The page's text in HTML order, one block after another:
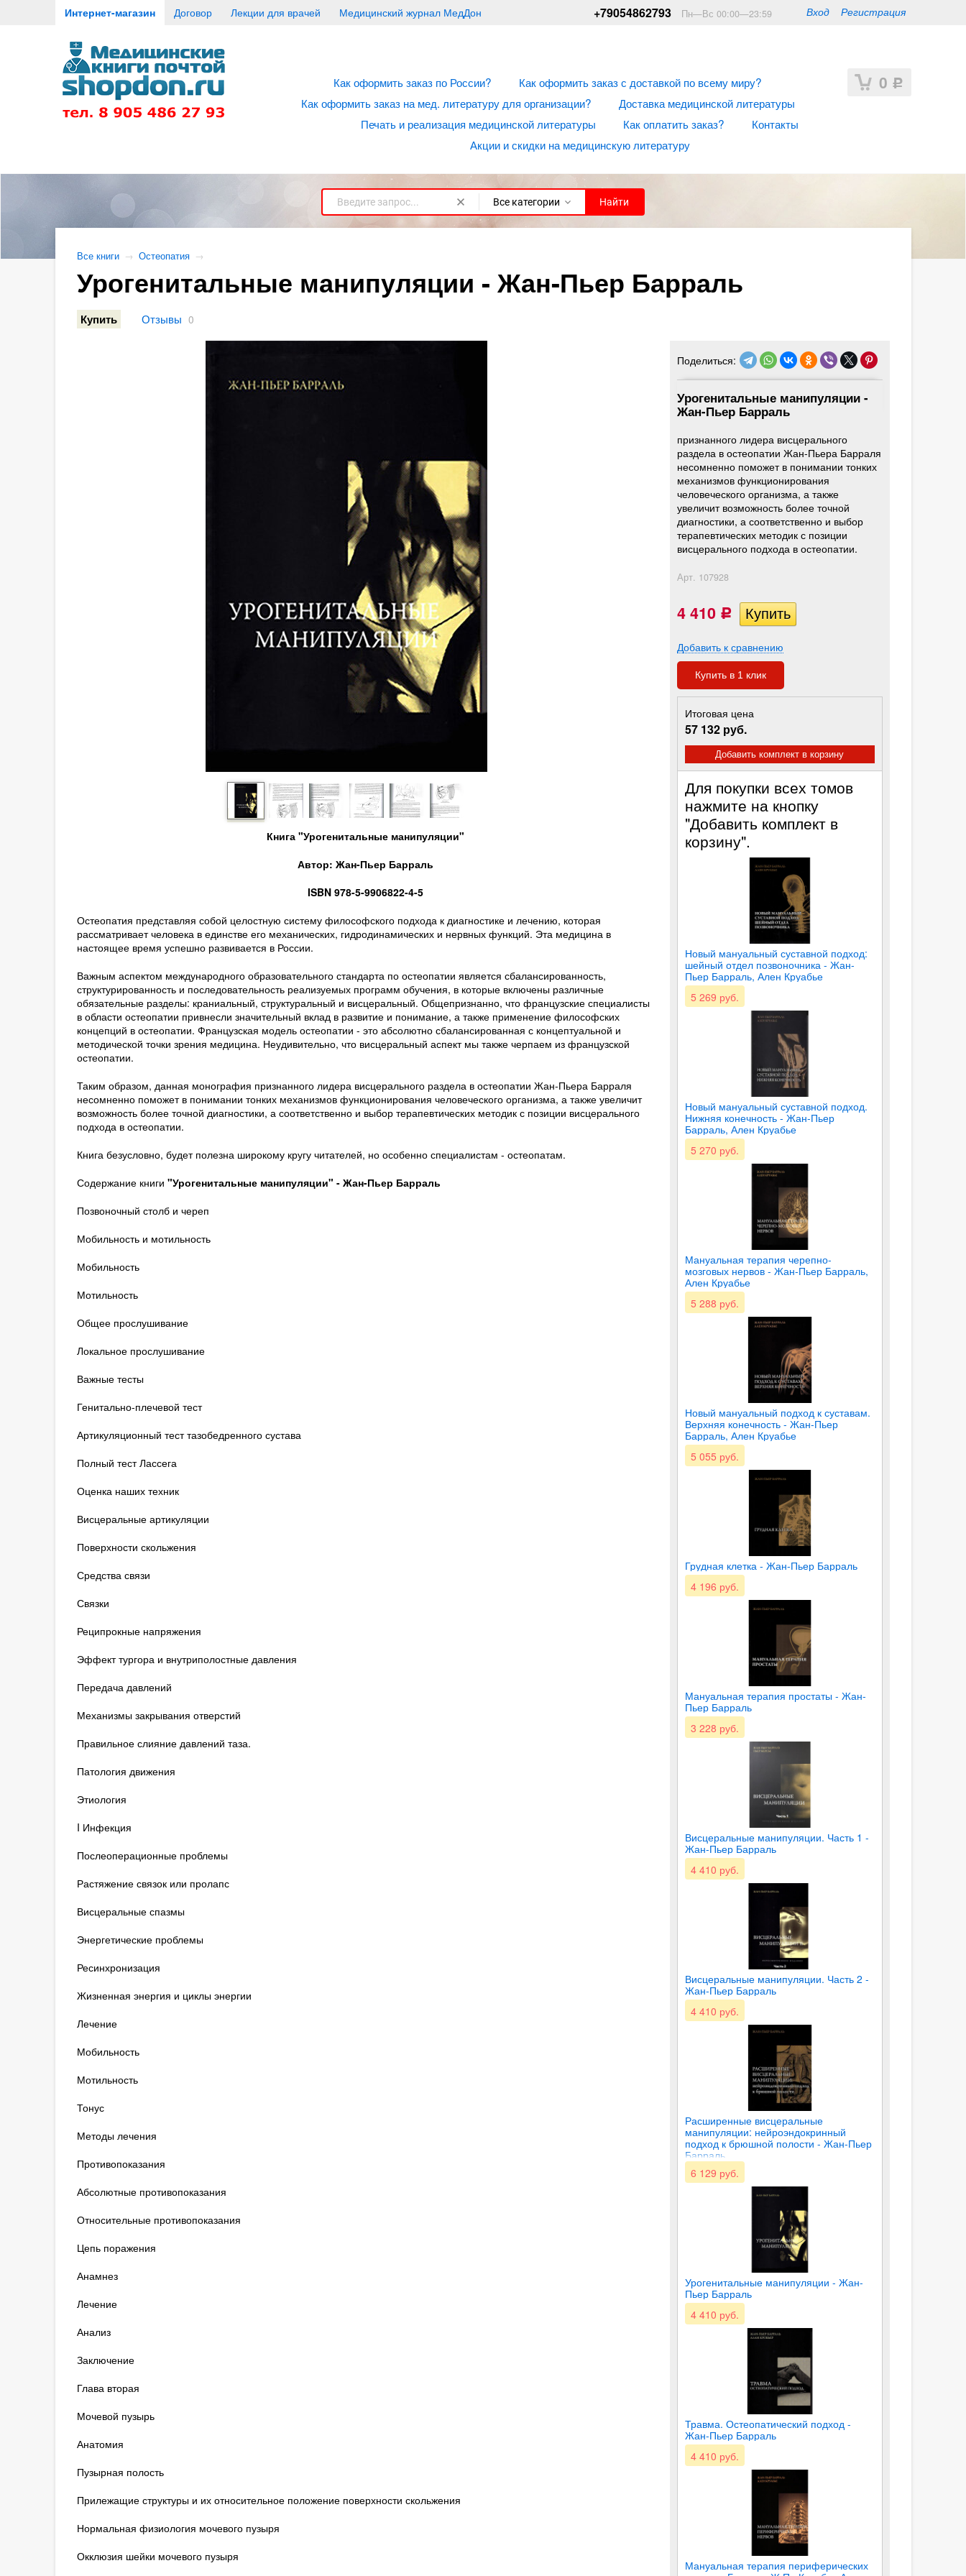
Интернет-магазин Договор Лекции для врачей Медицинский журнал МедДон Вход Регистрация
+79054862793 Пн—Вс 00:00—23:59
0 Р
Как оформить заказ по России?
Как оформить заказ с доставкой по всему миру?
Как оформить заказ на мед. литературу для организации?
Доставка медицинской литературы
Печать и реализация медицинской литературы
Как оплатить заказ?
Контакты
Акции и скидки на медицинскую литературу
Все категории Найти
Все книги → Остеопатия →
Урогенитальные манипуляции - Жан-Пьер Барраль
Купить Отзывы 0
Поделиться:
Урогенитальные манипуляции -
Жан-Пьер Барраль
признанного лидера висцерального
раздела в остеопатии Жан-Пьера Барраля
несомненно поможет в понимании тонких
механизмов функционирования
человеческого организма, а также
увеличит возможность более точной
диагностики, а соответственно и выбор
терапевтических методик с позиции
висцерального подхода в остеопатии.
Арт. 107928
4 410 Р
Добавить к сравнению
Купить в 1 клик
Итоговая цена
57 132 руб.
Добавить комплект в корзину
Для покупки всех томов
нажмите на кнопку
"Добавить комплект в
корзину".
Новый мануальный суставной подход:
шейный отдел позвоночника - Жан-
Пьер Барраль, Ален Круабье
5 269 руб.
Новый мануальный суставной подход.
Нижняя конечность - Жан-Пьер
Барраль, Ален Круабье
5 270 руб.
Мануальная терапия черепно-
мозговых нервов - Жан-Пьер Барраль,
Ален Круабье
5 288 руб.
Новый мануальный подход к суставам.
Верхняя конечность - Жан-Пьер
Барраль, Ален Круабье
5 055 руб.
Грудная клетка - Жан-Пьер Барраль
4 196 руб.
Мануальная терапия простаты - Жан-
Пьер Барраль
3 228 руб.
Висцеральные манипуляции. Часть 1 -
Жан-Пьер Барраль
4 410 руб.
Висцеральные манипуляции. Часть 2 -
Жан-Пьер Барраль
4 410 руб.
Расширенные висцеральные
манипуляции: нейроэндокринный
подход к брюшной полости - Жан-Пьер
Барраль
6 129 руб.
Урогенитальные манипуляции - Жан-
Пьер Барраль
4 410 руб.
Травма. Остеопатический подход -
Жан-Пьер Барраль
4 410 руб.
Мануальная терапия периферических
Книга "Урогенитальные манипуляции"
Автор: Жан-Пьер Барраль
ISBN 978-5-9906822-4-5
Остеопатия представляя собой целостную систему философского подхода к диагностике и лечению, которая
рассматривает человека в единстве его механических, гидродинамических и нервных функций. Эта медицина в
настоящее время успешно развивается в России.
Важным аспектом международного образовательного стандарта по остеопатии является сбалансированность,
структурированность и последовательность реализуемых программ обучения, в которые включены различные
обязательные разделы: краниальный, структуральный и висцеральный. Общепризнанно, что французские специалисты
в области остеопатии привнесли значительный вклад в развитие и понимание, а также применение философских
концепций в остеопатии. Французская модель остеопатии - это абсолютно сбалансированная с концептуальной и
методической точки зрения медицина. Неудивительно, что висцеральный аспект мы также черпаем из французской
остеопатии.
Таким образом, данная монография признанного лидера висцерального раздела в остеопатии Жан-Пьера Барраля
несомненно поможет в понимании тонких механизмов функционирования человеческого организма, а также увеличит
возможность более точной диагностики, а соответственно и выбор терапевтических методик с позиции висцерального
подхода в остеопатии.
Книга безусловно, будет полезна широкому кругу читателей, но особенно специалистам - остеопатам.
Содержание книги "Урогенитальные манипуляции" - Жан-Пьер Барраль
Позвоночный столб и череп
Мобильность и мотильность
Мобильность
Мотильность
Общее прослушивание
Локальное прослушивание
Важные тесты
Генитально-плечевой тест
Артикуляционный тест тазобедренного сустава
Полный тест Лассега
Оценка наших техник
Висцеральные артикуляции
Поверхности скольжения
Средства связи
Связки
Реципрокные напряжения
Эффект тургора и внутриполостные давления
Передача давлений
Механизмы закрывания отверстий
Правильное слияние давлений таза.
Патология движения
Этиология
I Инфекция
Послеоперационные проблемы
Растяжение связок или пролапс
Висцеральные спазмы
Энергетические проблемы
Ресинхронизация
Жизненная энергия и циклы энергии
Лечение
Мобильность
Мотильность
Тонус
Методы лечения
Противопоказания
Абсолютные противопоказания
Относительные противопоказания
Цепь поражения
Анамнез
Лечение
Анализ
Заключение
Глава вторая
Мочевой пузырь
Анатомия
Пузырная полость
Прилежащие структуры и их относительное положение поверхности скольжения
Нормальная физиология мочевого пузыря
Окклюзия шейки мочевого пузыря